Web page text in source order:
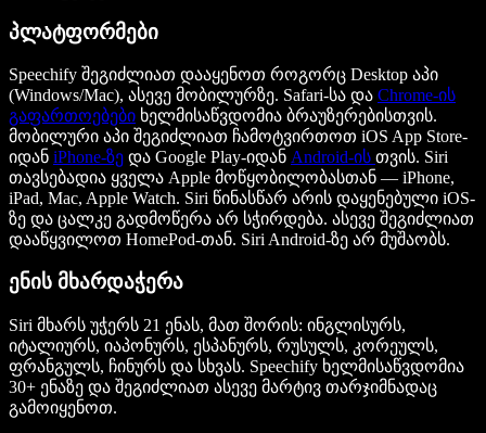
პლატფორმები
Speechify შეგიძლიათ დააყენოთ როგორც Desktop აპი
(Windows/Mac), ასევე მობილურზე. Safari-სა და Chrome-ის
გაფართოებები ხელმისაწვდომია ბრაუზერებისთვის.
მობილური აპი შეგიძლიათ ჩამოტვირთოთ iOS App Store-
იდან iPhone-ზე და Google Play-იდან Android-ის თვის. Siri
თავსებადია ყველა Apple მოწყობილობასთან — iPhone,
iPad, Mac, Apple Watch. Siri წინასწარ არის დაყენებული iOS-
ზე და ცალკე გადმოწერა არ სჭირდება. ასევე შეგიძლიათ
დააწყვილოთ HomePod-თან. Siri Android-ზე არ მუშაობს.
ენის მხარდაჭერა
Siri მხარს უჭერს 21 ენას, მათ შორის: ინგლისურს,
იტალიურს, იაპონურს, ესპანურს, რუსულს, კორეულს,
ფრანგულს, ჩინურს და სხვას. Speechify ხელმისაწვდომია
30+ ენაზე და შეგიძლიათ ასევე მარტივ თარჯიმნადაც
გამოიყენოთ.